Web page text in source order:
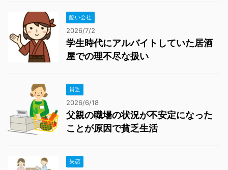
酷い会社
2026/7/2
学生時代にアルバイトしていた居酒
屋での理不尽な扱い
貧乏
2026/6/18
父親の職場の状況が不安定になった
ことが原因で貧乏生活
失恋